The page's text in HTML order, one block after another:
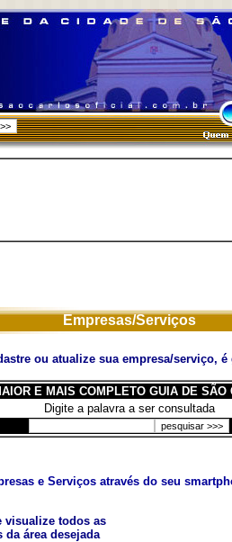
Empresas/Serviços
ou atualize sua empresa/serviço, é
E MAIS COMPLETO GUIA DE SÃO
Digite a palavra a ser consultada
e Serviços através do seu
visualize todos as
área desejada